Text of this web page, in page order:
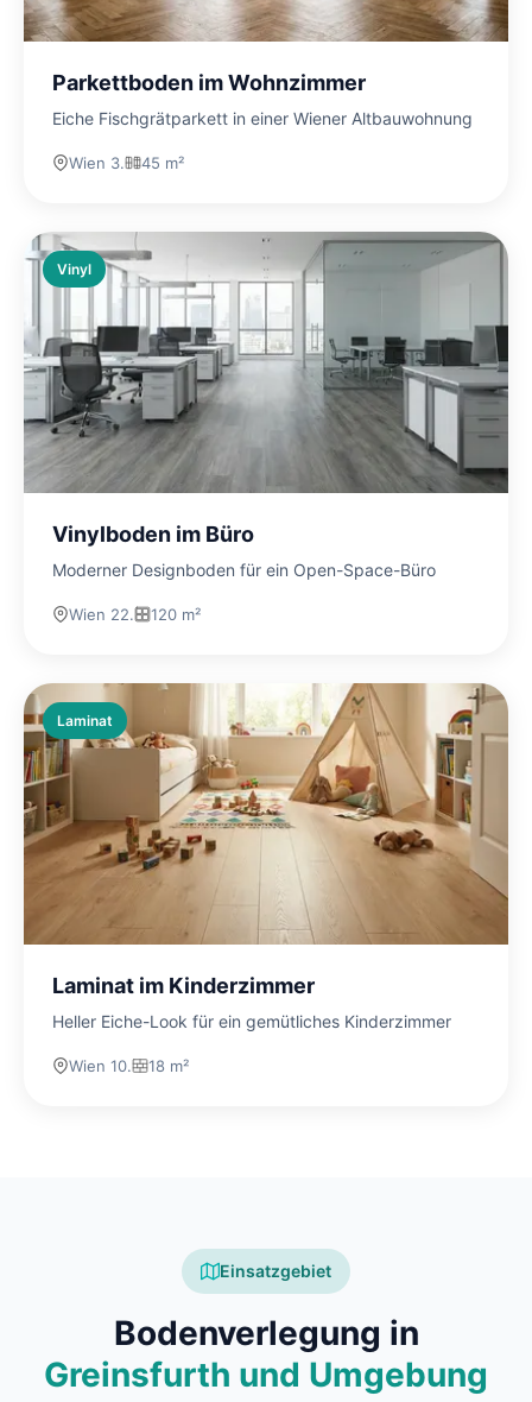
Parkettboden im Wohnzimmer
Eiche Fischgrätparkett in einer Wiener Altbauwohnung
Wien 3. 45 m²
Vinyl
Vinylboden im Büro
Moderner Designboden für ein Open-Space-Büro
Wien 22. 120 m²
Laminat
Laminat im Kinderzimmer
Heller Eiche-Look für ein gemütliches Kinderzimmer
Wien 10. 18 m²
Einsatzgebiet
Bodenverlegung in
Greinsfurth und Umgebung